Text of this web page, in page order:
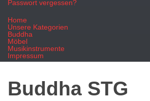
Passwort vergessen?
Home
Unsere Kategorien
Buddha
Möbel
Musikinstrumente
Impressum
Buddha STG